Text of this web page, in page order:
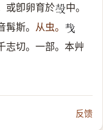
或卽卵育於𣪊 中。
斯。 从虫。 𢦒
志切。一部。本艸
反馈